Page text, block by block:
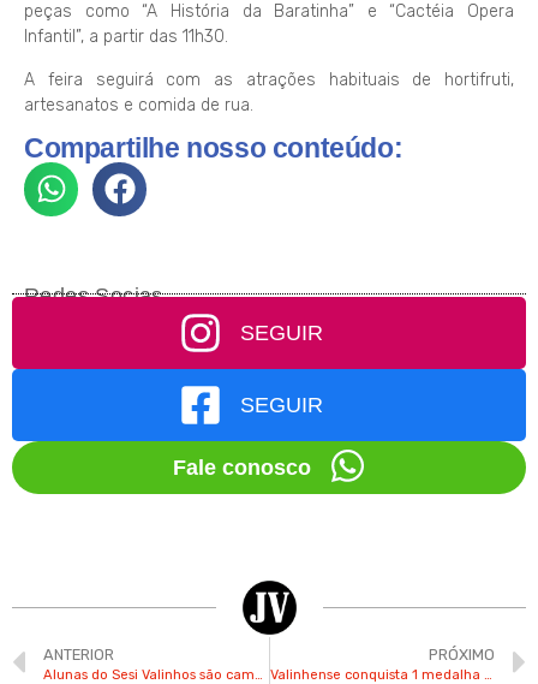
peças como “A História da Baratinha” e “Cactéia Opera
Infantil”, a partir das 11h30.
A feira seguirá com as atrações habituais de hortifruti,
artesanatos e comida de rua.
Compartilhe nosso conteúdo:
Redes Socias
SEGUIR
SEGUIR
Fale conosco
ANTERIOR
Alunas do Sesi Valinhos são campeãs de competição de dança
PRÓXIMO
Valinhense conquista 1 medalha de ouro e 1 de bronze no jiu-jítsu em torneio no Rio Grande do Norte